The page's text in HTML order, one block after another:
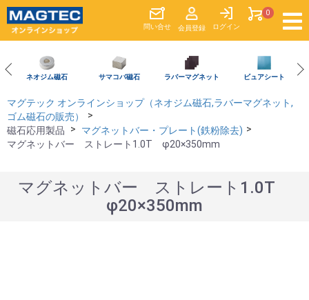
問い合せ 会員登録 ログイン
0
ネオジム磁石 サマコバ磁石 ラバーマグネット ビュアシート
マグテック オンラインショップ（ネオジム磁石,ラバーマグネット,
ゴム磁石の販売）
磁石応用製品
マグネットバー・プレート(鉄粉除去)
マグネットバー ストレート1.0T φ20×350mm
マグネットバー ストレート1.0T
φ20×350mm